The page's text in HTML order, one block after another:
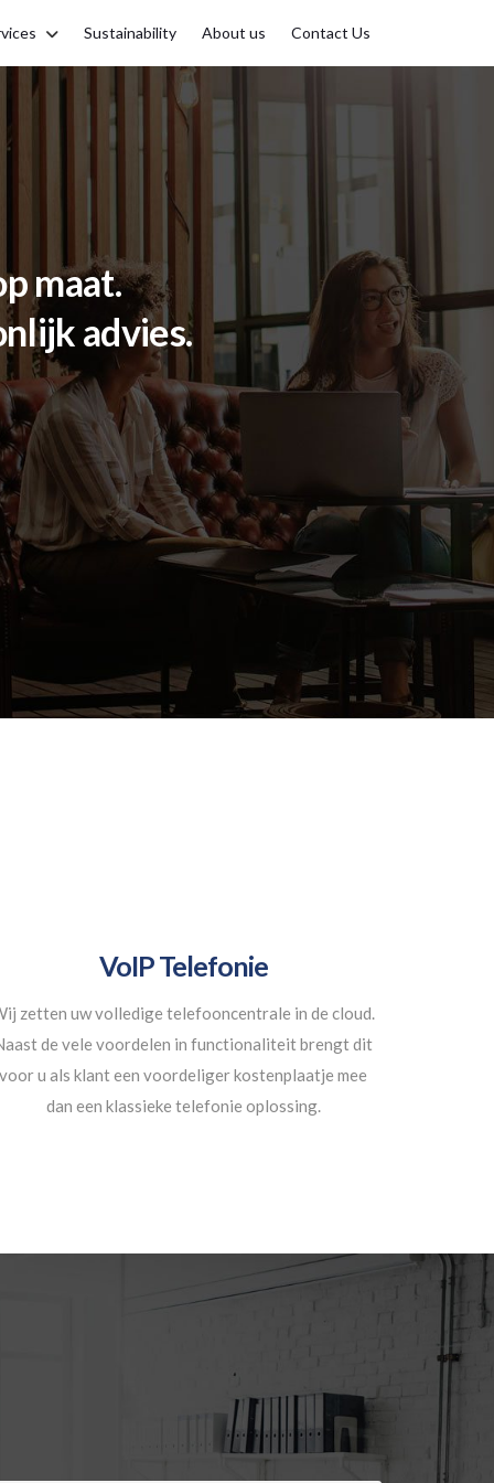
Sustainability About us Contact Us
maat.
advies.
VoIP Telefonie
zetten uw volledige telefooncentrale in de cloud.
de vele voordelen in functionaliteit brengt dit
voor u als klant een voordeliger kostenplaatje mee
dan een klassieke telefonie oplossing.